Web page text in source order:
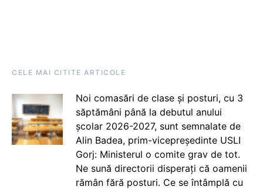
CELE MAI CITITE ARTICOLE
Noi comasări de clase și posturi, cu 3
săptămâni până la debutul anului
școlar 2026-2027, sunt semnalate de
Alin Badea, prim-vicepreședinte USLI
Gorj: Ministerul o comite grav de tot.
Ne sună directorii disperați că oamenii
rămân fără posturi. Ce se întâmplă cu